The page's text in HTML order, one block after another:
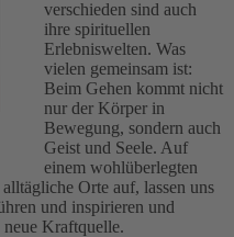
verschieden sind auch
ihre spirituellen
Erlebniswelten. Was
vielen gemeinsam ist:
Beim Gehen kommt nicht
nur der Körper in
Bewegung, sondern auch
Geist und Seele. Auf
einem wohlüberlegten
Orte auf, lassen uns
und inspirieren und
Kraftquelle.